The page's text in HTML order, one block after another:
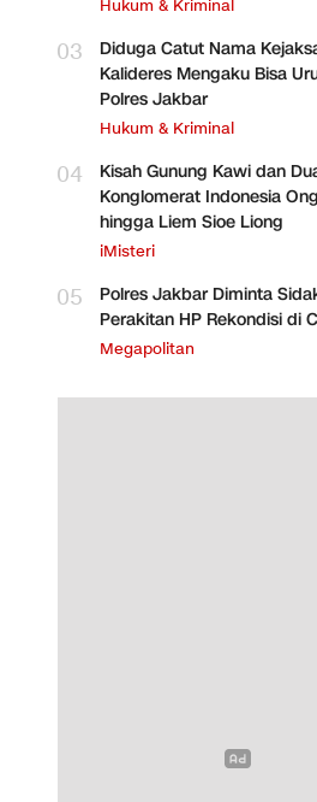
Hukum & Kriminal
03
Diduga Catut Nama
Kalideres Mengaku Bisa
Polres Jakbar
Hukum & Kriminal
04
Kisah Gunung Kawi dan
Konglomerat Indonesia
hingga Liem Sioe Liong
iMisteri
05
Polres Jakbar Diminta
Perakitan HP Rekondisi di
Megapolitan